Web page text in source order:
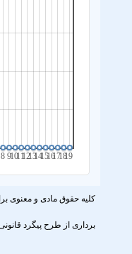
8 910111213141516171819
کلیه حقوق مادی و معنوی
برداری از طرح پیگرد